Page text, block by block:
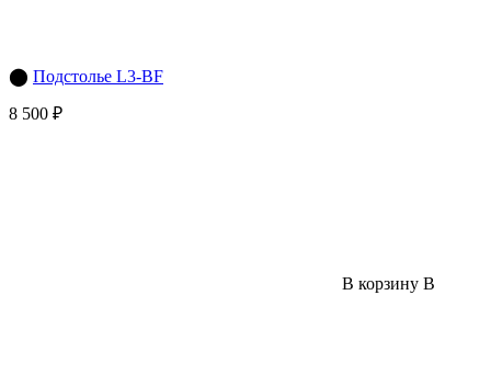
⬤ Подстолье L3-BF
8 500 ₽
В корзину В